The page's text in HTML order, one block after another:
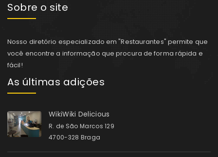
Sobre o site
Nosso diretório especializado em "Restaurantes" permite que
você encontre a informação que procura de forma rápida e
fácil!
As últimas adições
WikiWiki Delicious
R. de São Marcos 129
4700-328 Braga